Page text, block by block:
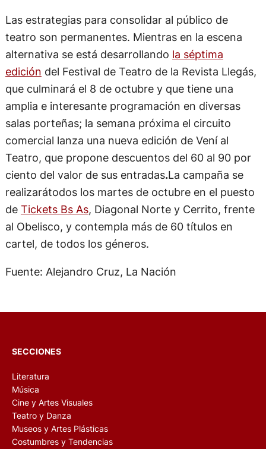
Las estrategias para consolidar al público de
teatro son permanentes. Mientras en la escena
alternativa se está desarrollando la séptima
edición del Festival de Teatro de la Revista Llegás,
que culminará el 8 de octubre y que tiene una
amplia e interesante programación en diversas
salas porteñas; la semana próxima el circuito
comercial lanza una nueva edición de Vení al
Teatro, que propone descuentos del 60 al 90 por
ciento del valor de sus entradas.La campaña se
realizarátodos los martes de octubre en el puesto
de Tickets Bs As, Diagonal Norte y Cerrito, frente
al Obelisco, y contempla más de 60 títulos en
cartel, de todos los géneros.
Fuente: Alejandro Cruz, La Nación
SECCIONES
Literatura
Música
Cine y Artes Visuales
Teatro y Danza
Museos y Artes Plásticas
Costumbres y Tendencias